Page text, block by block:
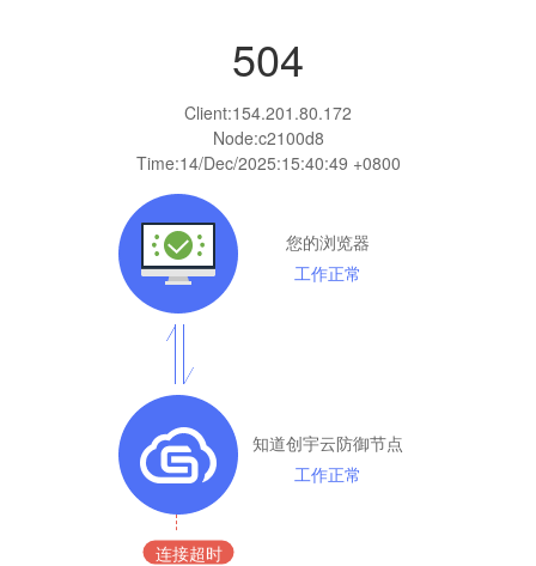
504
Client:154.201.80.172
Node:c2100d8
Time:14/Dec/2025:15:40:49 +0800
您的浏览器
工作正常
知道创宇云防御节点
工作正常
连接超时